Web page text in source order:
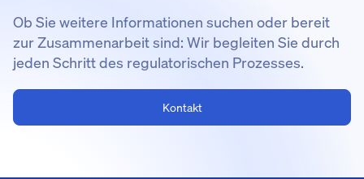
Ob Sie weitere Informationen suchen oder bereit
zur Zusammenarbeit sind: Wir begleiten Sie durch
jeden Schritt des regulatorischen Prozesses.
Kontakt